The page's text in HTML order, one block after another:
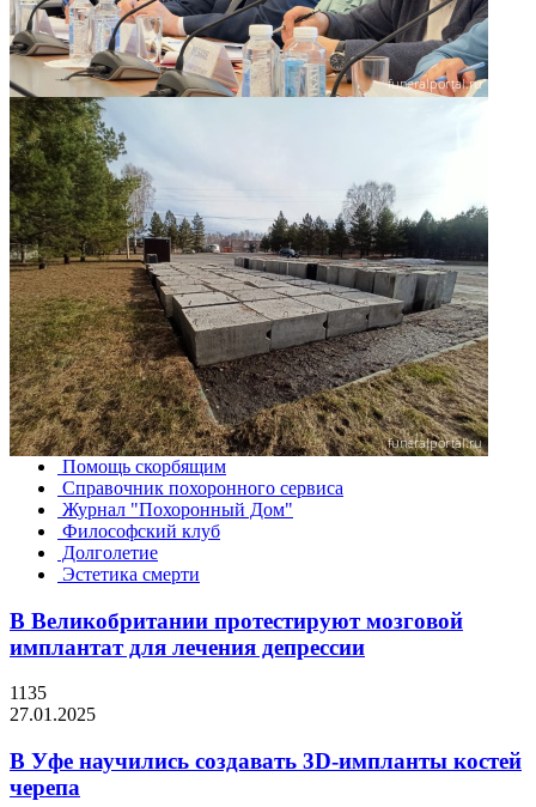
Помощь скорбящим
Справочник похоронного сервиса
Журнал "Похоронный Дом"
Философский клуб
Долголетие
Эстетика смерти
В Великобритании протестируют мозговой
имплантат для лечения депрессии
1135
27.01.2025
В Уфе научились создавать 3D-импланты костей
черепа